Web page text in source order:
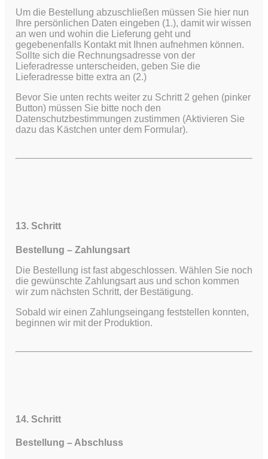
Um die Bestellung abzuschließen müssen Sie hier nun
Ihre persönlichen Daten eingeben (1.), damit wir wissen
an wen und wohin die Lieferung geht und
gegebenenfalls Kontakt mit Ihnen aufnehmen können.
Sollte sich die Rechnungsadresse von der
Lieferadresse unterscheiden, geben Sie die
Lieferadresse bitte extra an (2.)
Bevor Sie unten rechts weiter zu Schritt 2 gehen (pinker
Button) müssen Sie bitte noch den
Datenschutzbestimmungen zustimmen (Aktivieren Sie
dazu das Kästchen unter dem Formular).
13. Schritt
Bestellung – Zahlungsart
Die Bestellung ist fast abgeschlossen. Wählen Sie noch
die gewünschte Zahlungsart aus und schon kommen
wir zum nächsten Schritt, der Bestätigung.
Sobald wir einen Zahlungseingang feststellen konnten,
beginnen wir mit der Produktion.
14. Schritt
Bestellung – Abschluss